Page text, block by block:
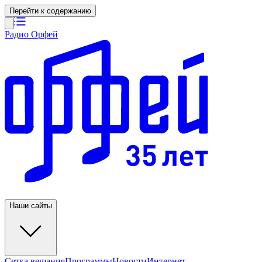
Перейти к содержанию
Радио Орфей
Наши сайты